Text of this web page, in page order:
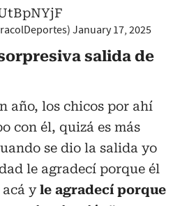
January 17, 2025
salida de
año, los chicos por ahí
con él, quizá es más
se dio la salida yo
le agradecí porque él
yle agradecí porque